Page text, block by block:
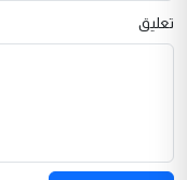
تعليق